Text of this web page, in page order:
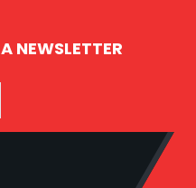
NEWSLETTER